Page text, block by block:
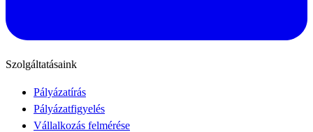
Szolgáltatásaink
Pályázatírás
Pályázatfigyelés
Vállalkozás felmérése